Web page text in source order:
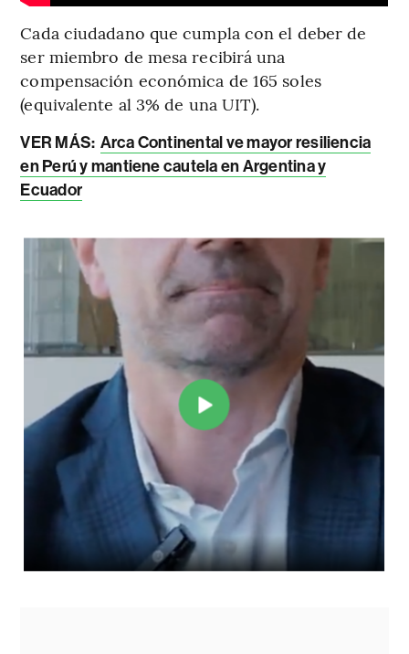
Cada ciudadano que cumpla con el deber de
ser miembro de mesa recibirá una
compensación económica de 165 soles
(equivalente al 3% de una UIT).
VER MÁS: Arca Continental ve mayor resiliencia
en Perú y mantiene cautela en Argentina y
Ecuador